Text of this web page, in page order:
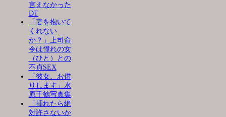
言えなかった
DT
「妻を抱いて
くれない
か？」上司命
令は憧れの女
（ひと）との
不貞SEX
「彼女、お借
りします」水
原千鶴写真集
「挿れたら絶
対許さないか